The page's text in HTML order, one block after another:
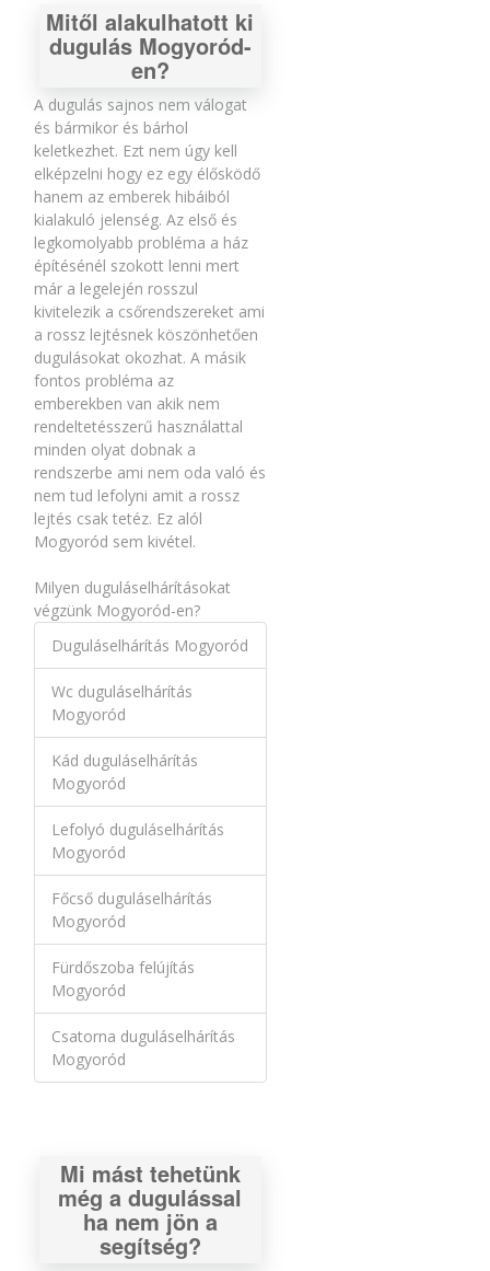
Mitől alakulhatott ki
dugulás Mogyoród-
en?
A dugulás sajnos nem válogat
és bármikor és bárhol
keletkezhet. Ezt nem úgy kell
elképzelni hogy ez egy élősködő
hanem az emberek hibáiból
kialakuló jelenség. Az első és
legkomolyabb probléma a ház
építésénél szokott lenni mert
már a legelején rosszul
kivitelezik a csőrendszereket ami
a rossz lejtésnek köszönhetően
dugulásokat okozhat. A másik
fontos probléma az
emberekben van akik nem
rendeltetésszerű használattal
minden olyat dobnak a
rendszerbe ami nem oda való és
nem tud lefolyni amit a rossz
lejtés csak tetéz. Ez alól
Mogyoród sem kivétel.
Milyen duguláselhárításokat
végzünk Mogyoród-en?
Duguláselhárítás Mogyoród
Wc duguláselhárítás
Mogyoród
Kád duguláselhárítás
Mogyoród
Lefolyó duguláselhárítás
Mogyoród
Főcső duguláselhárítás
Mogyoród
Fürdőszoba felújítás
Mogyoród
Csatorna duguláselhárítás
Mogyoród
Mi mást tehetünk
még a dugulással
ha nem jön a
segítség?